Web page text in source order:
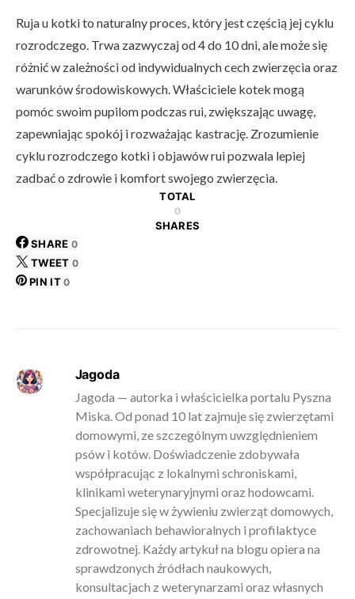
Ruja u kotki to naturalny proces, który jest częścią jej cyklu
rozrodczego. Trwa zazwyczaj od 4 do 10 dni, ale może się
różnić w zależności od indywidualnych cech zwierzęcia oraz
warunków środowiskowych. Właściciele kotek mogą
pomóc swoim pupilom podczas rui, zwiększając uwagę,
zapewniając spokój i rozważając kastrację. Zrozumienie
cyklu rozrodczego kotki i objawów rui pozwala lepiej
zadbać o zdrowie i komfort swojego zwierzęcia.
TOTAL
0
SHARES
SHARE 0
TWEET 0
PIN IT 0
Jagoda
Jagoda — autorka i właścicielka portalu Pyszna
Miska. Od ponad 10 lat zajmuje się zwierzętami
domowymi, ze szczególnym uwzględnieniem
psów i kotów. Doświadczenie zdobywała
współpracując z lokalnymi schroniskami,
klinikami weterynaryjnymi oraz hodowcami.
Specjalizuje się w żywieniu zwierząt domowych,
zachowaniach behawioralnych i profilaktyce
zdrowotnej. Każdy artykuł na blogu opiera na
sprawdzonych źródłach naukowych,
konsultacjach z weterynarzami oraz własnych